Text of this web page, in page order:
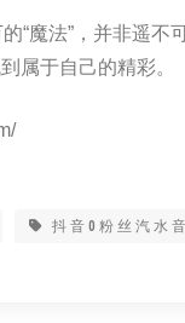
“魔法”，并非遥
属于自己的精彩。
抖音0粉丝汽水